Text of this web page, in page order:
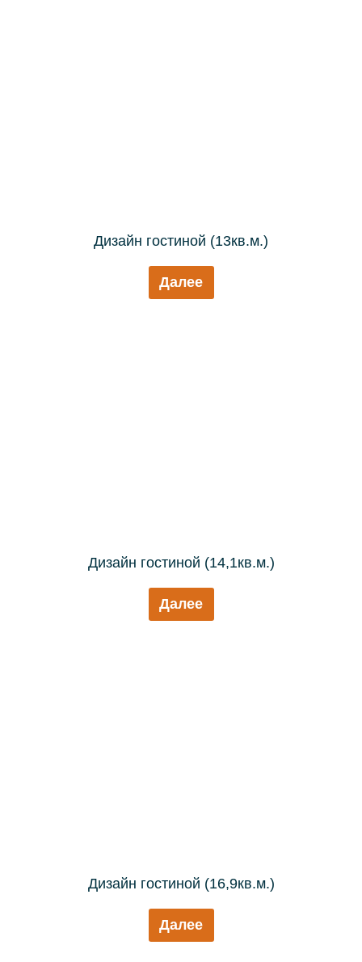
Дизайн гостиной (13кв.м.)
Далее
Дизайн гостиной (14,1кв.м.)
Далее
Дизайн гостиной (16,9кв.м.)
Далее